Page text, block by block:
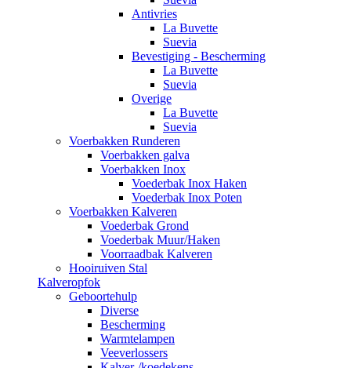
Antivries
La Buvette
Suevia
Bevestiging - Bescherming
La Buvette
Suevia
Overige
La Buvette
Suevia
Voerbakken Runderen
Voerbakken galva
Voerbakken Inox
Voederbak Inox Haken
Voederbak Inox Poten
Voerbakken Kalveren
Voederbak Grond
Voederbak Muur/Haken
Voorraadbak Kalveren
Hooiruiven Stal
Kalveropfok
Geboortehulp
Diverse
Bescherming
Warmtelampen
Veeverlossers